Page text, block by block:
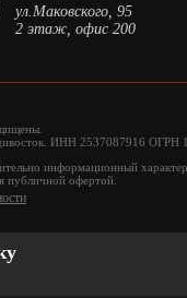
ул.Маковского, 95
2 этаж, офис 200
ИНН 2537087916 ОГРН
информационный
публичной офертой.